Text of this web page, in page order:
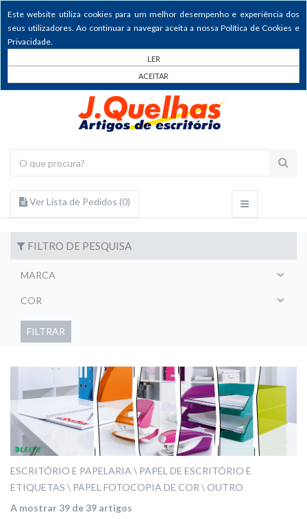
Este website utiliza cookies para um melhor desempenho e experiência dos
seus utilizadores. Ao continuar a navegar aceita a nossa Política de Cookies e
Privacidade.
LER
ACEITAR
Ver Lista de Pedidos (0)
FILTRO DE PESQUISA
MARCA
COR
FILTRAR
ESCRITÓRIO E PAPELARIA
PAPEL DE ESCRITÓRIO E
ETIQUETAS
PAPEL FOTOCOPIA DE COR
OUTRO
A mostrar 39 de 39 artigos